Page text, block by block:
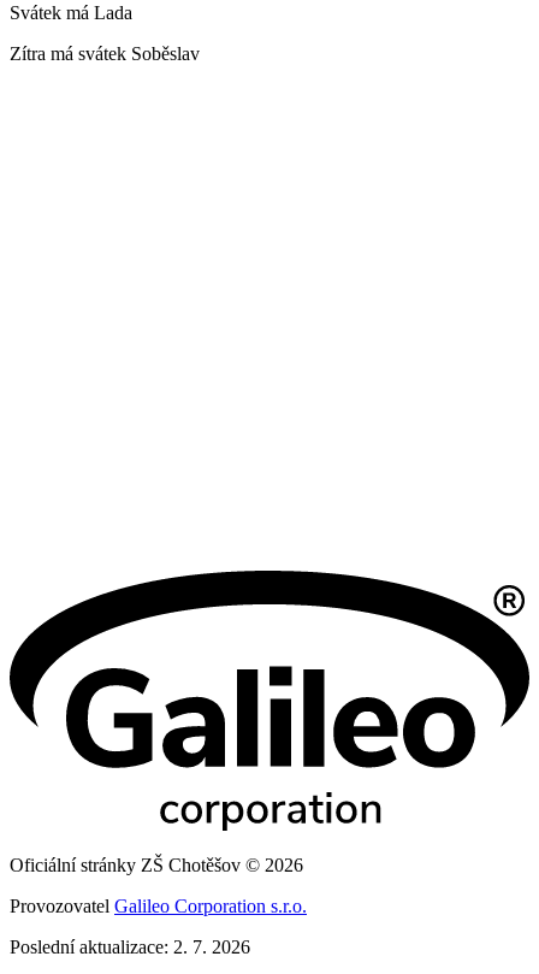
Svátek má Lada
Zítra má svátek Soběslav
Oficiální stránky ZŠ Chotěšov © 2026
Provozovatel Galileo Corporation s.r.o.
Poslední aktualizace: 2. 7. 2026